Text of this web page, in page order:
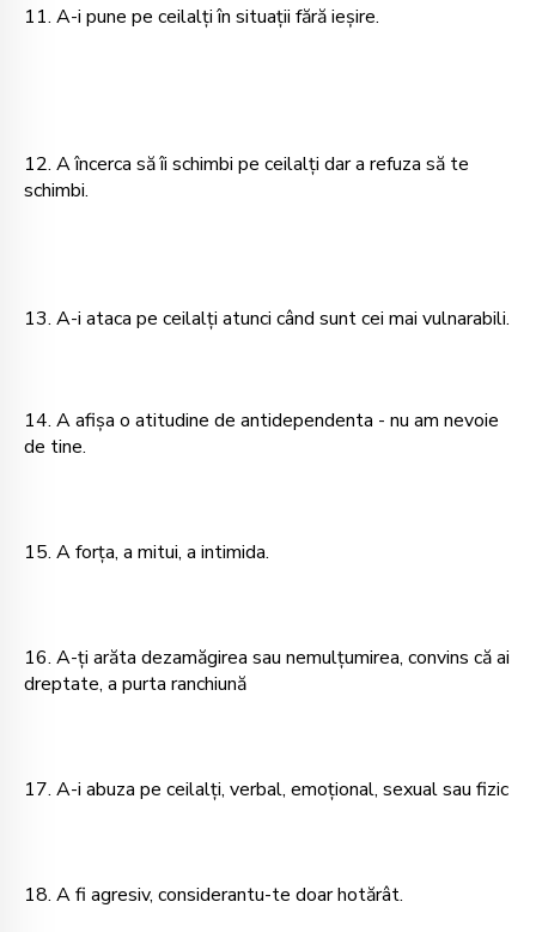
11. A-i pune pe ceilalţi în situaţii fără ieşire.
12. A încerca să îi schimbi pe ceilalţi dar a refuza să te
schimbi.
13. A-i ataca pe ceilalţi atunci când sunt cei mai vulnarabili.
14. A afişa o atitudine de antidependenta - nu am nevoie
de tine.
15. A forţa, a mitui, a intimida.
16. A-ţi arăta dezamăgirea sau nemulţumirea, convins că ai
dreptate, a purta ranchiună
17. A-i abuza pe ceilalţi, verbal, emoţional, sexual sau fizic
18. A fi agresiv, considerantu-te doar hotărât.